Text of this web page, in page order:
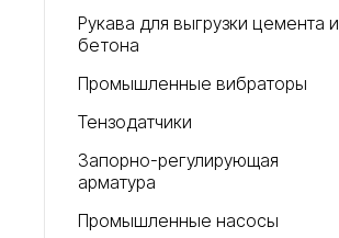
Рукава для выгрузки цемента и
бетона
Промышленные вибраторы
Тензодатчики
Запорно-регулирующая
арматура
Промышленные насосы